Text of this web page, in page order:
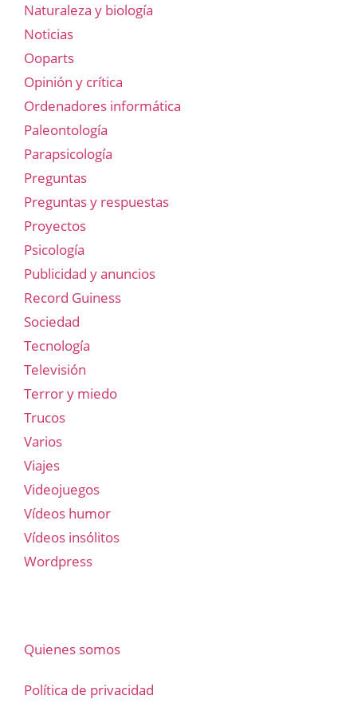
Naturaleza y biología
Noticias
Ooparts
Opinión y crítica
Ordenadores informática
Paleontología
Parapsicología
Preguntas
Preguntas y respuestas
Proyectos
Psicología
Publicidad y anuncios
Record Guiness
Sociedad
Tecnología
Televisión
Terror y miedo
Trucos
Varios
Viajes
Videojuegos
Vídeos humor
Vídeos insólitos
Wordpress
Quienes somos
Política de privacidad